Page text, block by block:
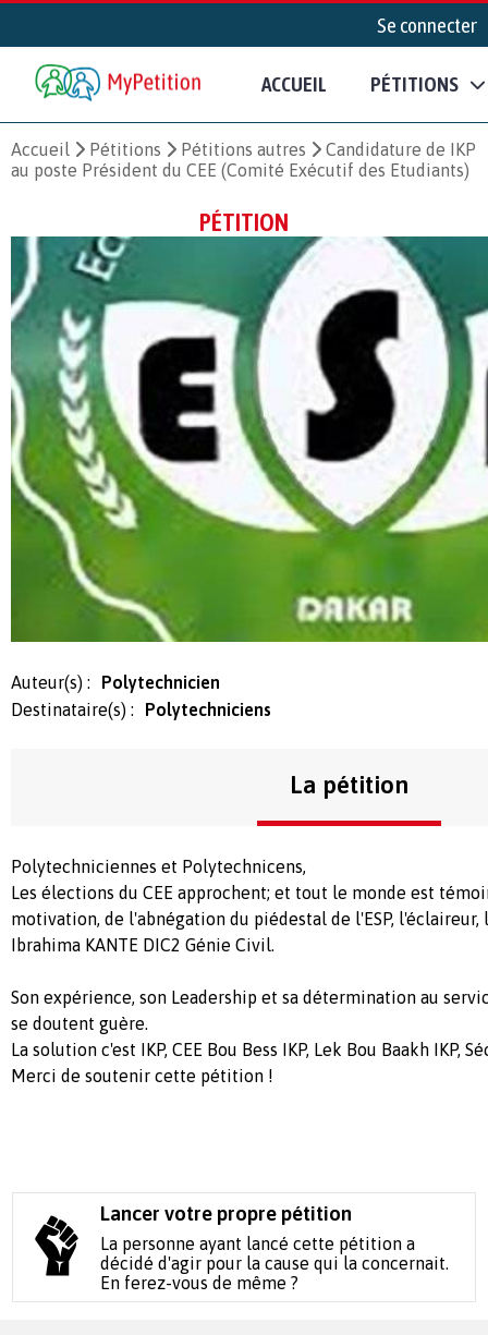
Se connecter
ACCUEIL PÉTITIONS
Accueil Pétitions Pétitions autres
Candidature de IKP
au poste Président du CEE (Comité Exécutif des Etudiants)
PÉTITION
Auteur(s) :
Polytechnicien
Destinataire(s) :
Polytechniciens
La pétition
Polytechniciennes et Polytechnicens,
Les élections du CEE approchent; et tout le monde est
motivation, de l'abnégation du piédestal de l'ESP,
Ibrahima KANTE DIC2 Génie Civil.
Son expérience, son Leadership et sa détermination au
se doutent guère.
La solution c'est IKP, CEE Bou Bess IKP, Lek Bou Baakh IKP,
Merci de soutenir cette pétition !
Lancer votre propre pétition
La personne ayant lancé cette pétition a
décidé d'agir pour la cause qui la concernait.
En ferez-vous de même ?